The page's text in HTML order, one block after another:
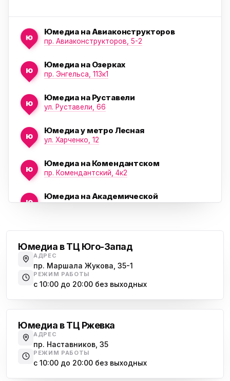
ю
Юмедиа на Авиаконструкторов
пр. Авиаконструкторов, 5-2
ю
Юмедиа на Озерках
пр. Энгельса, 113к1
ю
Юмедиа на Руставели
ул. Руставели, 66
ю
Юмедиа у метро Лесная
ул. Харченко, 12
ю
Юмедиа на Комендантском
пр. Комендантский, 4к2
ю
Юмедиа на Академической
Юмедиа на Наставников
пр. Наставников 35
ю
Юмедиа в ТК Юго-Запад
пр. Маршала Жукова, 35-1
Юмедиа на Космонавтов
Юмедиа в ТЦ Юго-Запад
АДРЕС
пр. Маршала Жукова, 35-1
РЕЖИМ РАБОТЫ
с 10:00 до 20:00 без выходных
Юмедиа в ТЦ Ржевка
АДРЕС
пр. Наставников, 35
РЕЖИМ РАБОТЫ
с 10:00 до 20:00 без выходных